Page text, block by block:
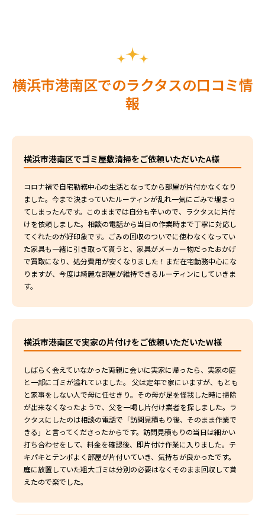
横浜市港南区でのラクタスの口コミ情
報
横浜市港南区でゴミ屋敷清掃をご依頼いただいたA様
コロナ禍で自宅勤務中心の生活となってから部屋が片付かなくなり
ました。今まで決まっていたルーティンが乱れ一気にごみで埋まっ
てしまったんです。このままでは自分も辛いので、ラクタスに片付
けを依頼しました。相談の電話から当日の作業時まで丁寧に対応し
てくれたのが好印象です。ごみの回収のついでに使わなくなってい
た家具も一緒に引き取って貰うと、家具がメーカー物だったおかげ
で買取になり、処分費用が安くなりました！まだ在宅勤務中心にな
りますが、今度は綺麗な部屋が維持できるルーティンにしていきま
す。
横浜市港南区で実家の片付けをご依頼いただいたW様
しばらく会えていなかった両親に会いに実家に帰ったら、実家の庭
と一部にゴミが溢れていました。 父は定年で家にいますが、もとも
と家事をしない人で母に任せきり。その母が足を怪我した時に掃除
が出来なくなったようで、父を一喝し片付け業者を探しました。ラ
クタスにしたのは相談の電話で「訪問見積もり後、そのまま作業で
きる」と言ってくださったからです。訪問見積もりの当日は細かい
打ち合わせをして、料金を確認後、即片付け作業に入りました。テ
キパキとテンポよく部屋が片付いていき、気持ちが良かったです。
庭に放置していた粗大ゴミは分別の必要はなくそのまま回収して貰
えたので楽でした。